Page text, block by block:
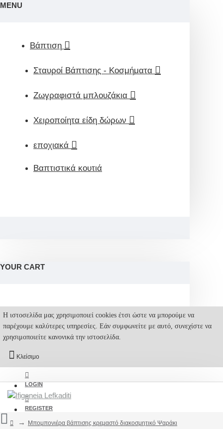
MENU
Βάπτιση
Σταυροί Βάπτισης - Κοσμήματα
Ζωγραφιστά μπλουζάκια
Χειροποίητα είδη δώρων
εποχιακά
Βαπτιστικά κουτιά
YOUR CART
Η ιστοσελίδα μας χρησιμοποιεί cookies έτσι ώστε να μπορούμε να
παρέχουμε καλύτερες υπηρεσίες. Εάν συμφωνείτε με αυτό, συνεχίστε να
χρησιμοποιείτε κανονικά την ιστοσελίδα.
Κλείσιμο
LOGIN
REGISTER
Μπομπονιέρα βάπτισης κρεμαστό διακοσμητικό Ψαράκι